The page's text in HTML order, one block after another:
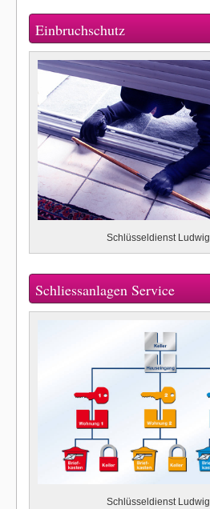
Einbruchschutz
Schlüsseldienst Ludwig
Schliessanlagen Service
Schlüsseldienst Ludwig